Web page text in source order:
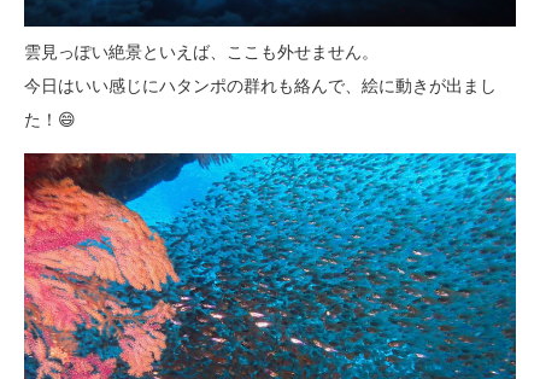
雲見っぽい絶景といえば、ここも外せません。
今日はいい感じにハタンポの群れも絡んで、絵に動きが出まし
た！😄